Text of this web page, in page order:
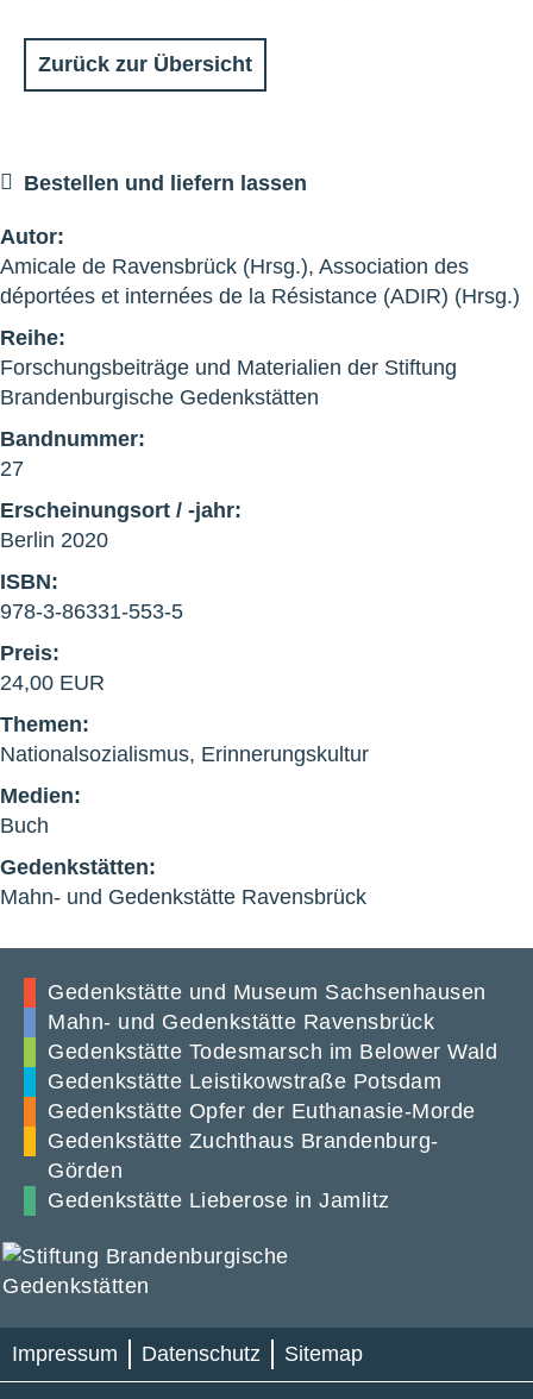
Zurück zur Übersicht
Bestellen und liefern lassen
Autor:
Amicale de Ravensbrück (Hrsg.), Association des
déportées et internées de la Résistance (ADIR) (Hrsg.)
Reihe:
Forschungsbeiträge und Materialien der Stiftung
Brandenburgische Gedenkstätten
Bandnummer:
27
Erscheinungsort / -jahr:
Berlin 2020
ISBN:
978-3-86331-553-5
Preis:
24,00 EUR
Themen:
Nationalsozialismus, Erinnerungskultur
Medien:
Buch
Gedenkstätten:
Mahn- und Gedenkstätte Ravensbrück
Gedenkstätte und Museum Sachsenhausen
Mahn- und Gedenkstätte Ravensbrück
Gedenkstätte Todesmarsch im Belower Wald
Gedenkstätte Leistikowstraße Potsdam
Gedenkstätte Opfer der Euthanasie-Morde
Gedenkstätte Zuchthaus Brandenburg-
Görden
Gedenkstätte Lieberose in Jamlitz
Impressum Datenschutz Sitemap